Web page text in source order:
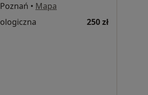
• Mapa
250 zł